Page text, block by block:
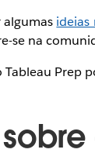
algumas ideias
se na
Prep